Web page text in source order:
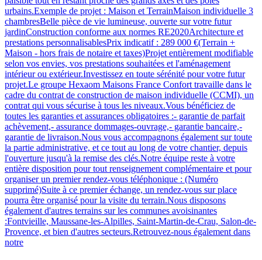
urbains.Exemple de projet : Maison et TerrainMaison individuelle 3
chambresBelle pièce de vie lumineuse, ouverte sur votre futur
jardinConstruction conforme aux normes RE2020Architecture et
prestations personnalisablesPrix indicatif : 289 000 €(Terrain +
Maison - hors frais de notaire et taxes)Projet entièrement modifiable
selon vos envies, vos prestations souhaitées et l'aménagement
intérieur ou extérieur.Investissez en toute sérénité pour votre futur
projet.Le groupe Hexaom Maisons France Confort travaille dans le
cadre du contrat de construction de maison individuelle (CCMI), un
contrat qui vous sécurise à tous les niveaux.Vous bénéficiez de
toutes les garanties et assurances obligatoires :- garantie de parfait
achèvement,- assurance dommages-ouvrage,- garantie bancaire,-
garantie de livraison.Nous vous accompagnons également sur toute
la partie administrative, et ce tout au long de votre chantier, depuis
l'ouverture jusqu'à la remise des clés.Notre équipe reste à votre
entière disposition pour tout renseignement complémentaire et pour
organiser un premier rendez-vous téléphonique : (Numéro
supprimé)Suite à ce premier échange, un rendez-vous sur place
pourra être organisé pour la visite du terrain.Nous disposons
également d'autres terrains sur les communes avoisinantes
:Fontvieille, Maussane-les-Alpilles, Saint-Martin-de-Crau, Salon-de-
Provence, et bien d'autres secteurs.Retrouvez-nous également dans
notre